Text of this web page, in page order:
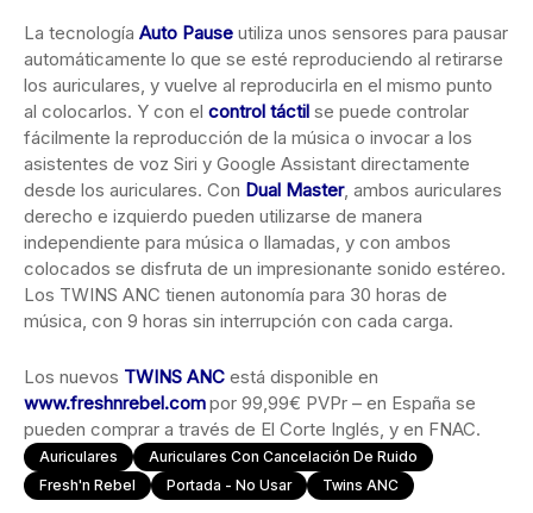
La tecnología Auto Pause utiliza unos sensores para pausar
automáticamente lo que se esté reproduciendo al retirarse
los auriculares, y vuelve al reproducirla en el mismo punto
al colocarlos. Y con el control táctil se puede controlar
fácilmente la reproducción de la música o invocar a los
asistentes de voz Siri y Google Assistant directamente
desde los auriculares. Con Dual Master, ambos auriculares
derecho e izquierdo pueden utilizarse de manera
independiente para música o llamadas, y con ambos
colocados se disfruta de un impresionante sonido estéreo.
Los TWINS ANC tienen autonomía para 30 horas de
música, con 9 horas sin interrupción con cada carga.
Los nuevos TWINS ANC está disponible en
www.freshnrebel.compor 99,99€ PVPr – en España se
pueden comprar a través de El Corte Inglés, y en FNAC.
Auriculares
Auriculares Con Cancelación De Ruido
Fresh'n Rebel
Portada - No Usar Twins ANC